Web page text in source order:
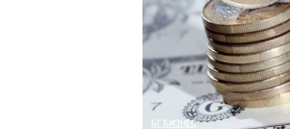
БГ БИЗНЕС